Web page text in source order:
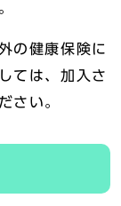
の健康保険に
ては、加入さ
さい。